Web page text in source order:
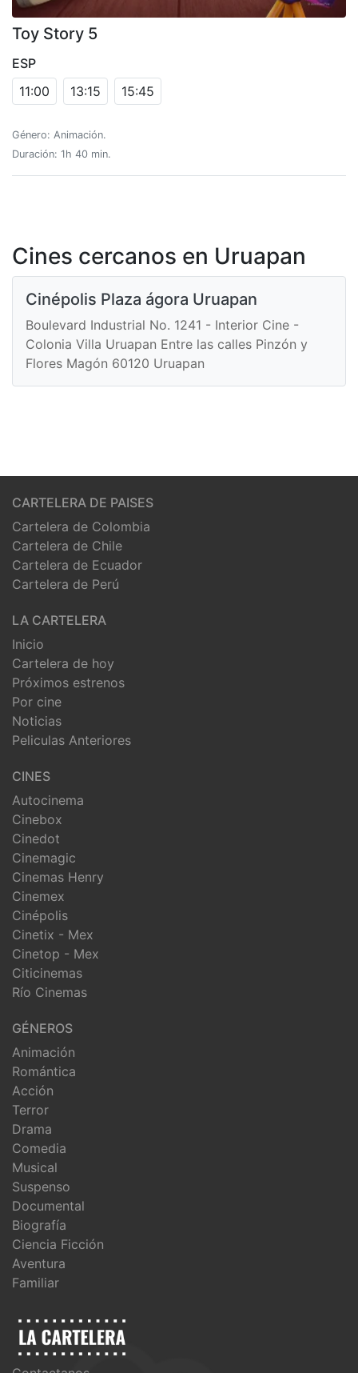
Toy Story 5
ESP
11:00
13:15 15:45
Género: Animación.
Duración: 1h 40 min.
Cines cercanos en Uruapan
Cinépolis Plaza ágora Uruapan
Boulevard Industrial No. 1241 - Interior Cine -
Colonia Villa Uruapan Entre las calles Pinzón y
Flores Magón 60120 Uruapan
CARTELERA DE PAISES
Cartelera de Colombia
Cartelera de Chile
Cartelera de Ecuador
Cartelera de Perú
LA CARTELERA
Inicio
Cartelera de hoy
Próximos estrenos
Por cine
Noticias
Peliculas Anteriores
CINES
Autocinema
Cinebox
Cinedot
Cinemagic
Cinemas Henry
Cinemex
Cinépolis
Cinetix - Mex
Cinetop - Mex
Citicinemas
Río Cinemas
GÉNEROS
Animación
Romántica
Acción
Terror
Drama
Comedia
Musical
Suspenso
Documental
Biografía
Ciencia Ficción
Aventura
Familiar